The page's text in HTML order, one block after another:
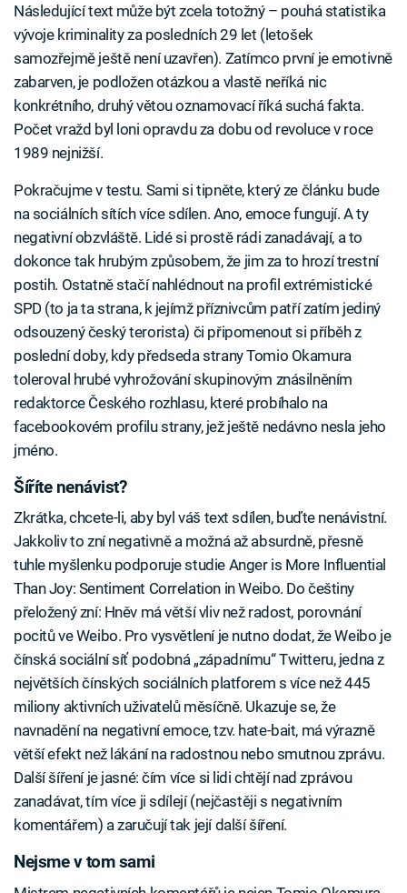
Následující text může být zcela totožný – pouhá statistika
vývoje kriminality za posledních 29 let (letošek
samozřejmě ještě není uzavřen). Zatímco první je emotivně
zabarven, je podložen otázkou a vlastě neříká nic
konkrétního, druhý větou oznamovací říká suchá fakta.
Počet vražd byl loni opravdu za dobu od revoluce v roce
1989 nejnižší.
Pokračujme v testu. Sami si tipněte, který ze článku bude
na sociálních sítích více sdílen. Ano, emoce fungují. A ty
negativní obzvláště. Lidé si prostě rádi zanadávají, a to
dokonce tak hrubým způsobem, že jim za to hrozí trestní
postih. Ostatně stačí nahlédnout na profil extrémistické
SPD (to ja ta strana, k jejímž příznivcům patří zatím jediný
odsouzený český terorista) či připomenout si příběh z
poslední doby, kdy předseda strany Tomio Okamura
toleroval hrubé vyhrožování skupinovým znásilněním
redaktorce Českého rozhlasu, které probíhalo na
facebookovém profilu strany, jež ještě nedávno nesla jeho
jméno.
Šíříte nenávist?
Zkrátka, chcete-li, aby byl váš text sdílen, buďte nenávistní.
Jakkoliv to zní negativně a možná až absurdně, přesně
tuhle myšlenku podporuje studie Anger is More Influential
Than Joy: Sentiment Correlation in Weibo. Do češtiny
přeložený zní: Hněv má větší vliv než radost, porovnání
pocitů ve Weibo. Pro vysvětlení je nutno dodat, že Weibo je
čínská sociální síť podobná „západnímu“ Twitteru, jedna z
největších čínských sociálních platforem s více než 445
miliony aktivních uživatelů měsíčně. Ukazuje se, že
navnadění na negativní emoce, tzv. hate-bait, má výrazně
větší efekt než lákání na radostnou nebo smutnou zprávu.
Další šíření je jasné: čím více si lidi chtějí nad zprávou
zanadávat, tím více ji sdílejí (nejčastěji s negativním
komentářem) a zaručují tak její další šíření.
Nejsme v tom sami